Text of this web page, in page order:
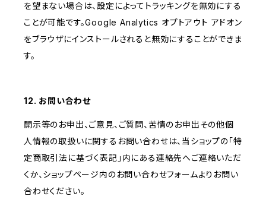
を望まない場合は、設定によってトラッキングを無効にする
ことが可能です。Google Analytics オプトアウト アドオン
をブラウザにインストールされると無効にすることができま
す。
12. お問い合わせ
開示等のお申出、ご意見、ご質問、苦情のお申出その他個
人情報の取扱いに関するお問い合わせは、当ショップの「特
定商取引法に基づく表記」内にある連絡先へご連絡いただ
くか、ショップページ内のお問い合わせフォームよりお問い
合わせください。